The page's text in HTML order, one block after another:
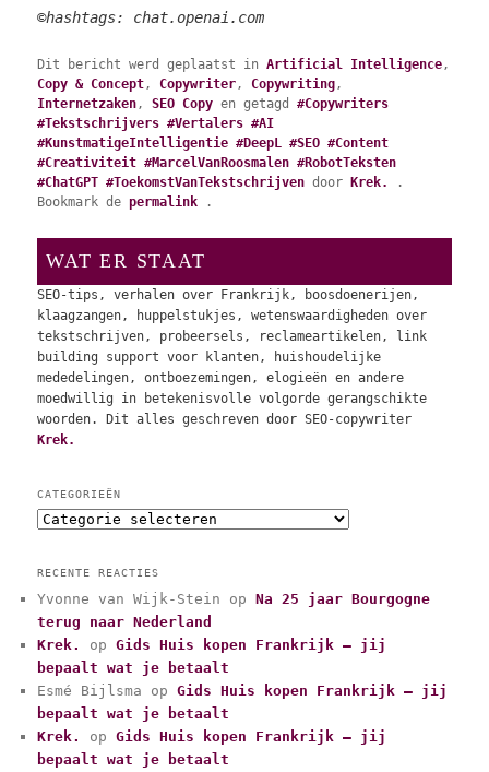
©hashtags: chat.openai.com
Dit bericht werd geplaatst inArtificial Intelligence ,
Copy & Concept ,Copywriter ,Copywriting ,
Internetzaken ,SEO Copy en getagd#Copywriters
#Tekstschrijvers #Vertalers #AI
#KunstmatigeIntelligentie #DeepL #SEO #Content
#Creativiteit #MarcelVanRoosmalen #RobotTeksten
#ChatGPT #ToekomstVanTekstschrijven doorKrek.
.
Bookmark depermalink .
WAT ER STAAT
SEO-tips, verhalen over Frankrijk, boosdoenerijen,
klaagzangen, huppelstukjes, wetenswaardigheden over
tekstschrijven, probeersels, reclameartikelen, link
building support voor klanten, huishoudelijke
mededelingen, ontboezemingen, elogieën en andere
moedwillig in betekenisvolle volgorde gerangschikte
woorden. Dit alles geschreven door SEO-copywriter
Krek.
CATEGORIEËN
C
e
g
o
r
i
e
ë
RECENTE REACTIES
Yvonne van Wijk-Stein opNa 25 jaar Bourgogne
terug naar Nederland
Krek.
opGids Huis kopen Frankrijk – jij
bepaalt wat je betaalt
Esmé Bijlsma opGids Huis kopen Frankrijk – jij
bepaalt wat je betaalt
Krek.
opGids Huis kopen Frankrijk – jij
bepaalt wat je betaalt